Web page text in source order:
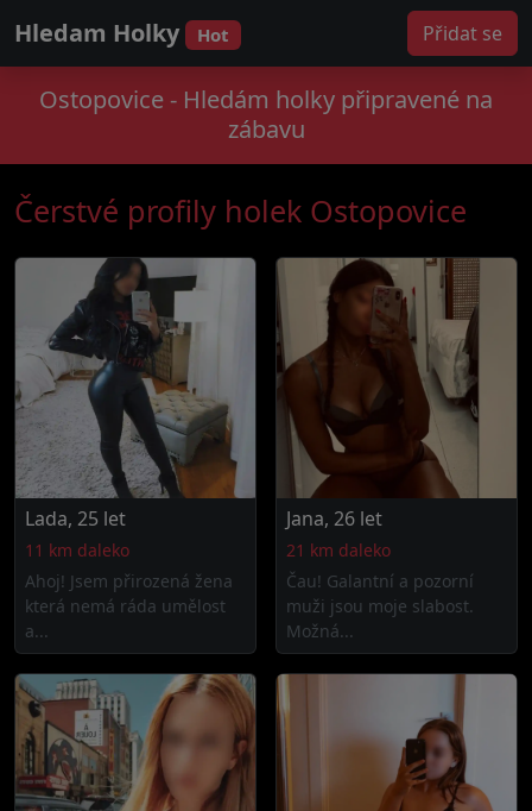
Hledam Holky Hot Přidat se
Ostopovice - Hledám holky připravené na
zábavu
Čerstvé profily holek Ostopovice
Lada, 25 let
11 km daleko
Ahoj! Jsem přirozená žena
která nemá ráda umělost
a...
Jana, 26 let
21 km daleko
Čau! Galantní a pozorní
muži jsou moje slabost.
Možná...